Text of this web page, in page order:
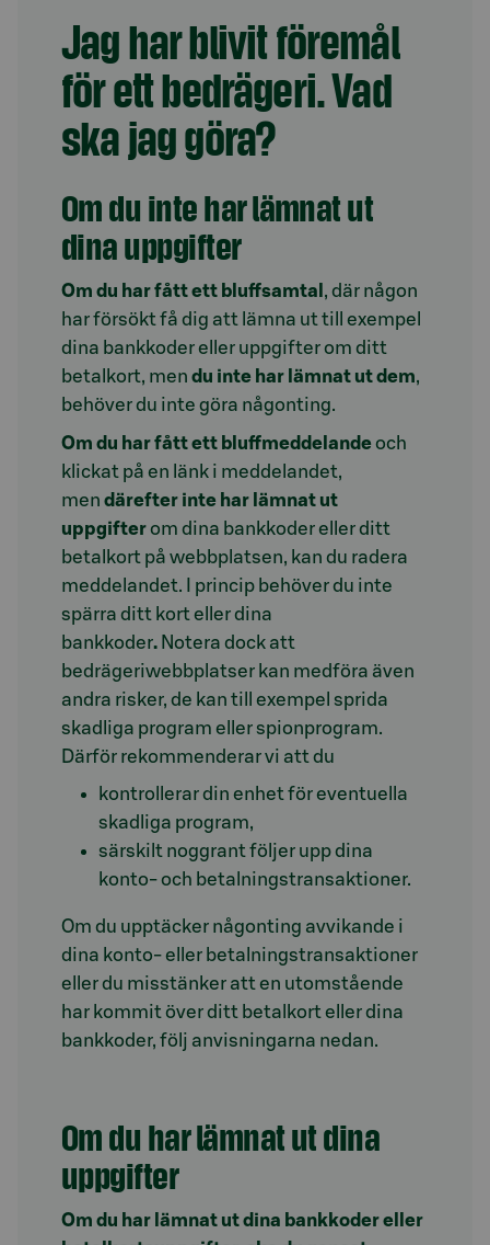
Jag har blivit föremål
för ett bedrägeri. Vad
ska jag göra?
Om du inte har lämnat ut
dina uppgifter
Om du har fått ett bluffsamtal , där någon
har försökt få dig att lämna ut till exempel
dina bankkoder eller uppgifter om ditt
betalkort, men du inte har lämnat ut dem,
behöver du inte göra någonting.
Om du har fått ett bluffmeddelandeoch
klickat på en länk i meddelandet,
men därefter inte har lämnat ut
uppgifterom dina bankkoder eller ditt
betalkort på webbplatsen, kan du radera
meddelandet. I princip behöver du inte
spärra ditt kort eller dina
bankkoder. Notera dock att
bedrägeriwebbplatser kan medföra även
andra risker, de kan till exempel sprida
skadliga program eller spionprogram.
Därför rekommenderar vi att du
kontrollerar din enhet för eventuella
skadliga program,
särskilt noggrant följer upp dina
konto- och betalningstransaktioner.
Om du upptäcker någonting avvikande i
dina konto- eller betalningstransaktioner
eller du misstänker att en utomstående
har kommit över ditt betalkort eller dina
bankkoder, följ anvisningarna nedan.
Om du har lämnat ut dina
uppgifter
Om du har lämnat ut dina bankkoder eller